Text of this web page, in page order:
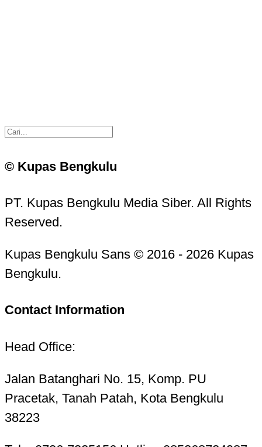
© Kupas Bengkulu
PT. Kupas Bengkulu Media Siber. All Rights
Reserved.
Kupas Bengkulu Sans © 2016 - 2026 Kupas
Bengkulu.
Contact Information
Head Office:
Jalan Batanghari No. 15, Komp. PU
Pracetak, Tanah Patah, Kota Bengkulu
38223